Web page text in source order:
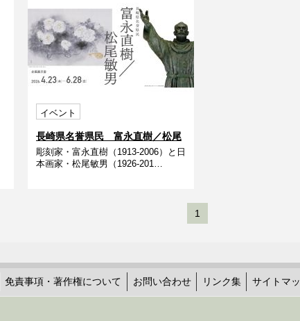
イベント
長崎県名誉県民 富永直樹／松尾
敏男
彫刻家・富永直樹（1913-2006）と日
本画家・松尾敏男（1926-201…
1
免責事項・著作権について お問い合わせ リンク集 サイトマ